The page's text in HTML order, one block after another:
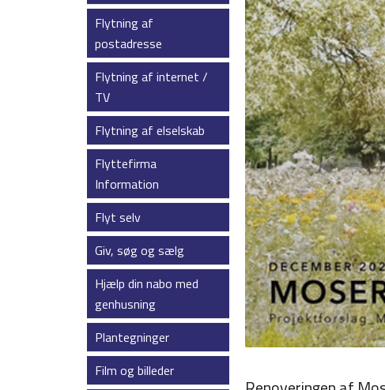
Flytning af
postadresse
Flytning af internet /
TV
Flytning af elselskab
Flyttefirma
Information
Flyt selv
Giv, søg og sælg
Hjælp din nabo med
genhusning
Plantegninger
Film og billeder